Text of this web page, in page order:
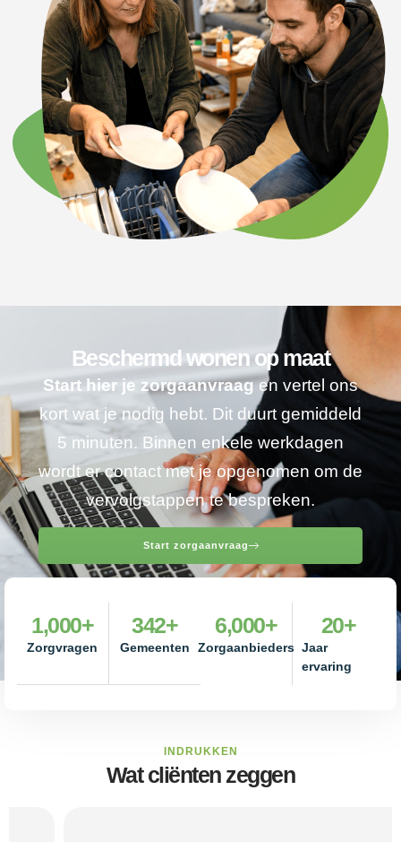
Beschermd wonen op maat
Start hier je zorgaanvraagen vertel ons
kort wat je nodig hebt. Dit duurt gemiddeld
5 minuten. Binnen enkele werkdagen
wordt er contact met je opgenomen om de
vervolgstappen te bespreken.
Start zorgaanvraag
Zorgvragen
1,000+
Gemeenten
342+
Zorgaanbieders
6,000+
Jaar
ervaring
20+
INDRUKKEN
Wat cliënten zeggen